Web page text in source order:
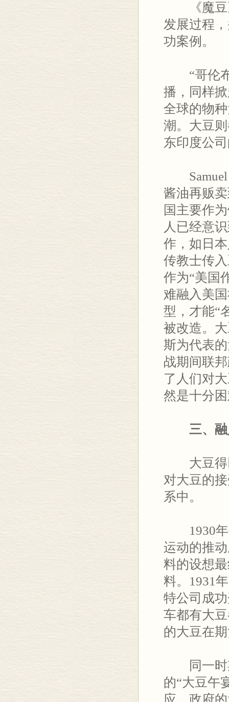
《魔豆》
发展过程
功案例。
“哥伦布
播，同样
全球的物
潮。大豆
东印度公
Samuel
酱油再贩
国主要作
人已经意
作，如日
传教士传
作为“美国
难融入美
型，才能“
被改造。
斯为代表
战期间联
了人们对
然是十分
三、融
大豆得以
对大豆的
系中。
1930年
运动的推
料的设想
料。1931
特公司成
车都有大
的大豆在
同一时期
的“大豆午
应。政府